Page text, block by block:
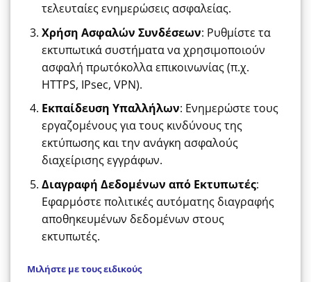
τελευταίες ενημερώσεις ασφαλείας.
Χρήση Ασφαλών Συνδέσεων: Ρυθμίστε τα
εκτυπωτικά συστήματα να χρησιμοποιούν
ασφαλή πρωτόκολλα επικοινωνίας (π.χ.
HTTPS, IPsec, VPN).
Εκπαίδευση Υπαλλήλων: Ενημερώστε τους
εργαζομένους για τους κινδύνους της
εκτύπωσης και την ανάγκη ασφαλούς
διαχείρισης εγγράφων.
Διαγραφή Δεδομένων από Εκτυπωτές:
Εφαρμόστε πολιτικές αυτόματης διαγραφής
αποθηκευμένων δεδομένων στους
εκτυπωτές.
Μιλήστε με τους ειδικούς